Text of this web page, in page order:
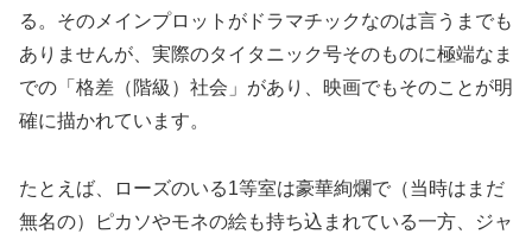
る。そのメインプロットがドラマチックなのは言うまでも
ありませんが、実際のタイタニック号そのものに極端なま
での「格差（階級）社会」があり、映画でもそのことが明
確に描かれています。
たとえば、ローズのいる1等室は豪華絢爛で（当時はまだ
無名の）ピカソやモネの絵も持ち込まれている一方、ジャ